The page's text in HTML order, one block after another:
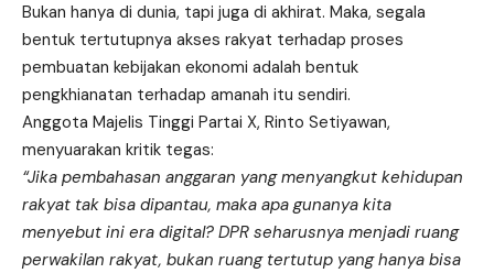
Bukan hanya di dunia, tapi juga di akhirat. Maka, segala
bentuk tertutupnya akses rakyat terhadap proses
pembuatan kebijakan ekonomi adalah bentuk
pengkhianatan terhadap amanah itu sendiri.
Anggota Majelis Tinggi Partai X, Rinto Setiyawan,
menyuarakan kritik tegas:
“Jika pembahasan anggaran yang menyangkut kehidupan
rakyat tak bisa dipantau, maka apa gunanya kita
menyebut ini era digital? DPR seharusnya menjadi ruang
perwakilan rakyat, bukan ruang tertutup yang hanya bisa